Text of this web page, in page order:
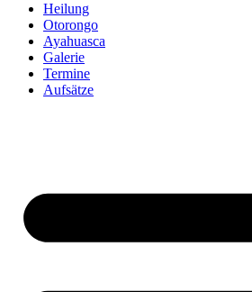
Heilung
Otorongo
Ayahuasca
Galerie
Termine
Aufsätze